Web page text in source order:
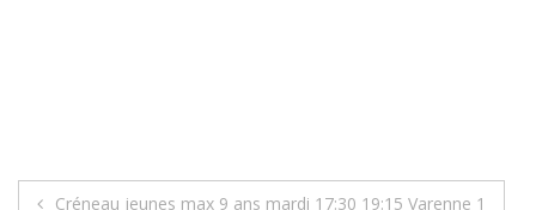
Créneau jeunes max 9 ans mardi 17:30 19:15 Varenne 1